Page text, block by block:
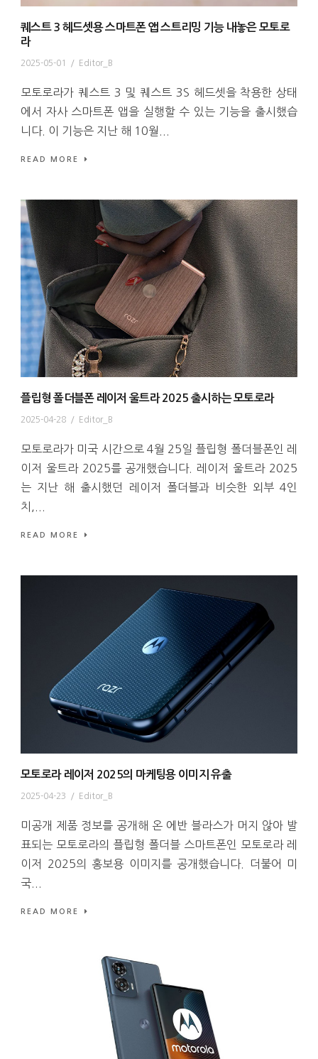
퀘스트 3 헤드셋용 스마트폰 앱 스트리밍 기능 내놓은 모토로
라
2025-05-01 / Editor_B
모토로라가 퀘스트 3 및 퀘스트 3S 헤드셋을 착용한 상태
에서 자사 스마트폰 앱을 실행할 수 있는 기능을 출시했습
니다. 이 기능은 지난 해 10월...
READ MORE
플립형 폴더블폰 레이저 울트라 2025 출시하는 모토로라
2025-04-28 / Editor_B
모토로라가 미국 시간으로 4월 25일 플립형 폴더블폰인 레
이저 울트라 2025를 공개했습니다. 레이저 울트라 2025
는 지난 해 출시했던 레이저 폴더블과 비슷한 외부 4인
치,...
READ MORE
모토로라 레이저 2025의 마케팅용 이미지 유출
2025-04-23 / Editor_B
미공개 제품 정보를 공개해 온 에반 블라스가 머지 않아 발
표되는 모토로라의 플립형 폴더블 스마트폰인 모토로라 레
이저 2025의 홍보용 이미지를 공개했습니다. 더불어 미
국...
READ MORE